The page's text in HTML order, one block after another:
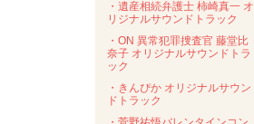
・遺産相続弁護士 柿崎真一 オ
リジナルサウンドトラック
・ON 異常犯罪捜査官 藤堂比
奈子 オリジナルサウンドトラ
ック
・きんぴか オリジナルサウン
ドトラック